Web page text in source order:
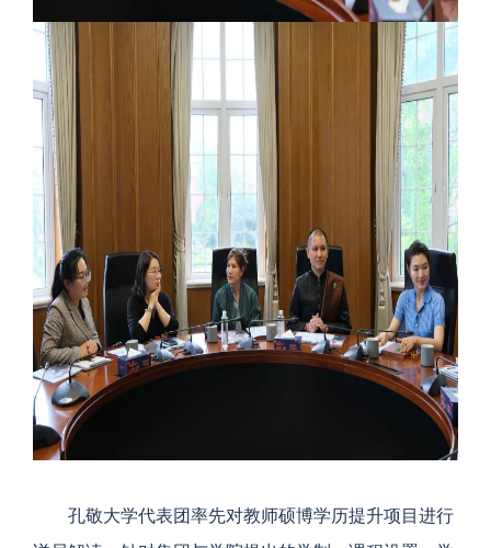
孔敬大学代表团率先对教师硕博学历提升项目进行